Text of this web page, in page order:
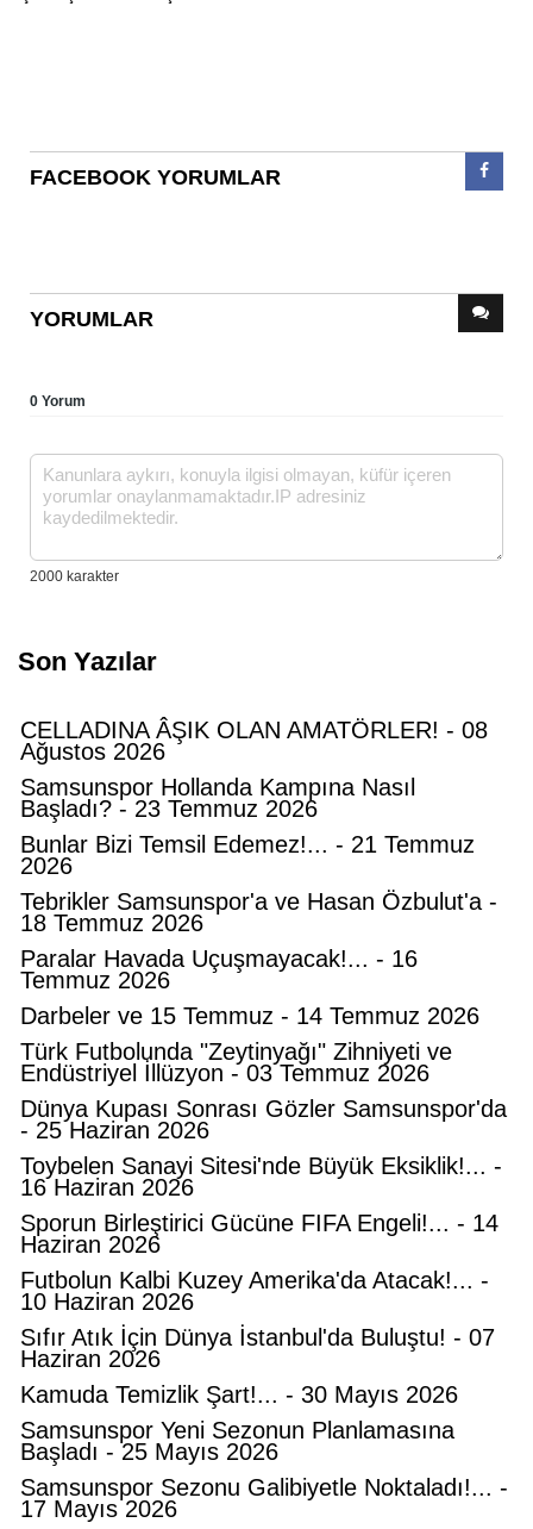
FACEBOOK YORUMLAR
YORUMLAR
0 Yorum
Son Yazılar
CELLADINA ÂŞIK OLAN AMATÖRLER! - 08
Ağustos 2026
Samsunspor Hollanda Kampına Nasıl
Başladı? - 23 Temmuz 2026
Bunlar Bizi Temsil Edemez!... - 21 Temmuz
2026
Tebrikler Samsunspor'a ve Hasan Özbulut'a -
18 Temmuz 2026
Paralar Havada Uçuşmayacak!... - 16
Temmuz 2026
Darbeler ve 15 Temmuz - 14 Temmuz 2026
Türk Futbolunda "Zeytinyağı" Zihniyeti ve
Endüstriyel İllüzyon - 03 Temmuz 2026
Dünya Kupası Sonrası Gözler Samsunspor'da
- 25 Haziran 2026
Toybelen Sanayi Sitesi'nde Büyük Eksiklik!... -
16 Haziran 2026
Sporun Birleştirici Gücüne FIFA Engeli!... - 14
Haziran 2026
Futbolun Kalbi Kuzey Amerika'da Atacak!... -
10 Haziran 2026
Sıfır Atık İçin Dünya İstanbul'da Buluştu! - 07
Haziran 2026
Kamuda Temizlik Şart!... - 30 Mayıs 2026
Samsunspor Yeni Sezonun Planlamasına
Başladı - 25 Mayıs 2026
Samsunspor Sezonu Galibiyetle Noktaladı!... -
17 Mayıs 2026